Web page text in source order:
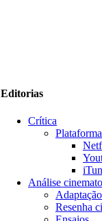
Editorias
Crítica
Análise
Resenha